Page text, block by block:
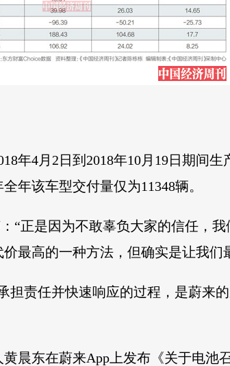
年4月2日到2018年10月19日期间
年该车型交付量仅为11348辆。
“正是因为不敢辜负大家的信任，
最高的一种方法，但确实是让我们
担责任并快速响应的过程，是蔚来
晨东在蔚来App上发布《关于电池